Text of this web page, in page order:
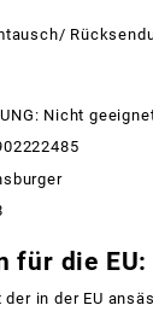
Nicht
für die EU:
in der EU